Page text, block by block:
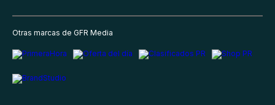
Otras marcas de GFR Media